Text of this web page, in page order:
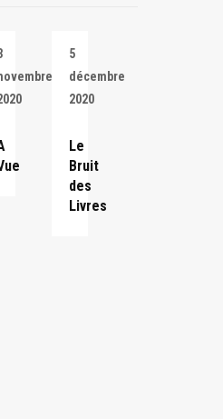
5
décembre
2020
Le
Bruit
des
Livres